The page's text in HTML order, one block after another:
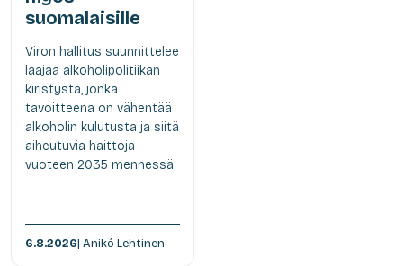
suomalaisille
Viron hallitus suunnittelee
laajaa alkoholipolitiikan
kiristystä, jonka
tavoitteena on vähentää
alkoholin kulutusta ja siitä
aiheutuvia haittoja
vuoteen 2035 mennessä.
6.8.2026| Anikó Lehtinen